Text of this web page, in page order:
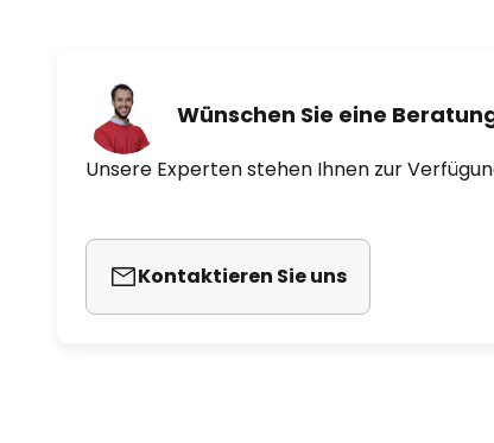
Wünschen Sie eine
Unsere Experten stehen Ihnen zur
Kontaktieren Sie uns